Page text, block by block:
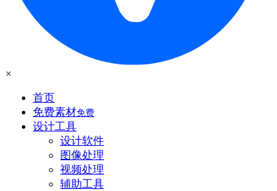
×
首页
免费素材免费
设计工具
设计软件
图像处理
视频处理
辅助工具